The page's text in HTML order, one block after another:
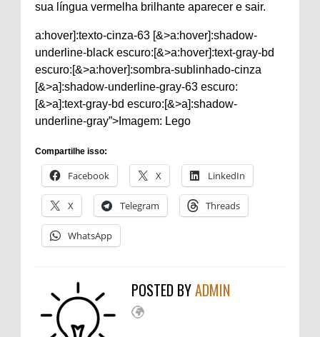
sua língua vermelha brilhante aparecer e sair.
a:hover]:texto-cinza-63 [&>a:hover]:shadow-
underline-black escuro:[&>a:hover]:text-gray-bd
escuro:[&>a:hover]:sombra-sublinhado-cinza
[&>a]:shadow-underline-gray-63 escuro:
[&>a]:text-gray-bd escuro:[&>a]:shadow-
underline-gray”>Imagem: Lego
Compartilhe isso:
Facebook X LinkedIn
X Telegram Threads
WhatsApp
POSTED BYADMIN